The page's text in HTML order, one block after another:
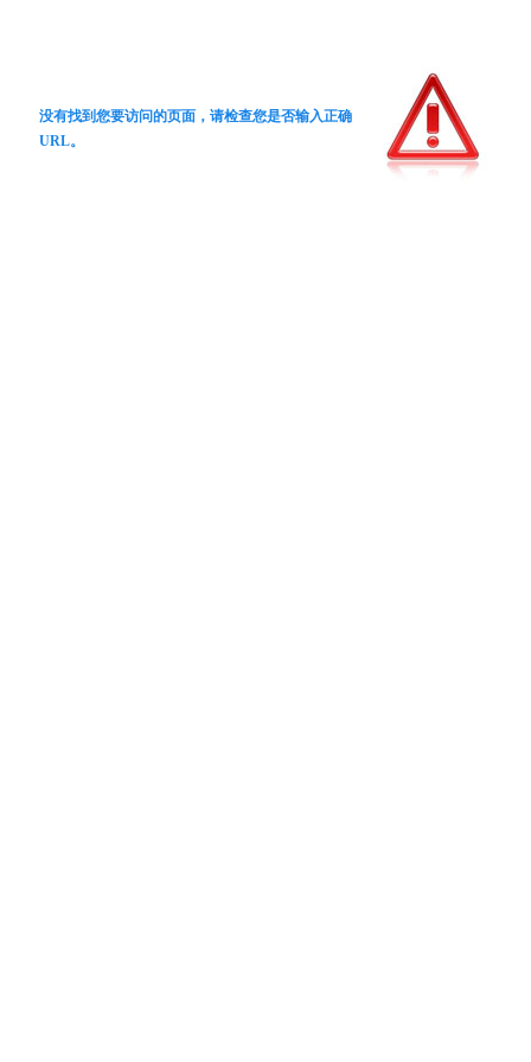
没有找到您要访问的页面，请检查您是否输入正确
URL。